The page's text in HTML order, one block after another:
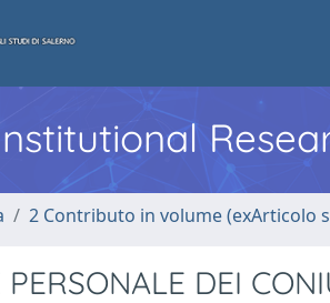
2 Contributo in volume (exArticolo
DEI